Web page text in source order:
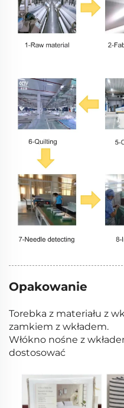
Opakowanie
Torebka z materiału z
zamkiem z wkładem.
Włókno nośne z
dostosować